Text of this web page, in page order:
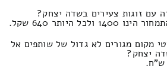
עם זוגות צעירים בשדה יצחק?
היותר 640 שקל.
מקום מגורים לא גדול של שותפים אל
יצחק?